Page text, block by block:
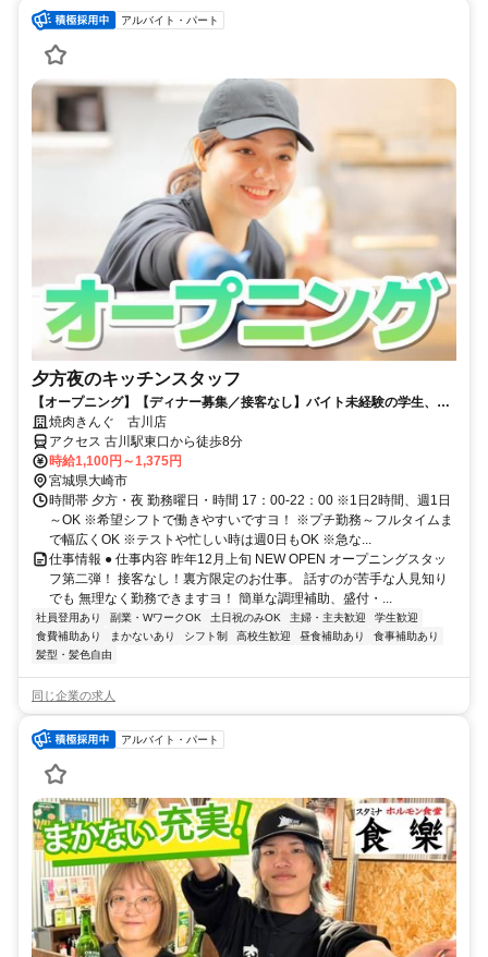
アルバイト・パート
夕方夜のキッチンスタッフ
【オープニング】【ディナー募集／接客なし】バイト未経験の学生、稼
ぎたいフリーターも大歓迎！
焼肉きんぐ 古川店
アクセス 古川駅東口から徒歩8分
時給1,100円～1,375円
宮城県大崎市
時間帯 夕方・夜 勤務曜日・時間 17：00-22：00 ※1日2時間、週1日
～OK ※希望シフトで働きやすいですヨ！ ※プチ勤務～フルタイムま
で幅広くOK ※テストや忙しい時は週0日もOK ※急な...
仕事情報 ● 仕事内容 昨年12月上旬 NEW OPEN オープニングスタッ
フ第二弾！ 接客なし！裏方限定のお仕事。 話すのが苦手な人見知り
でも 無理なく勤務できますヨ！ 簡単な調理補助、盛付・...
社員登用あり 副業・WワークOK 土日祝のみOK 主婦・主夫歓迎
学生歓迎
食費補助あり
まかないあり シフト制 高校生歓迎 昼食補助あり
食事補助あり
髪型・髪色自由
同じ企業の求人
アルバイト・パート